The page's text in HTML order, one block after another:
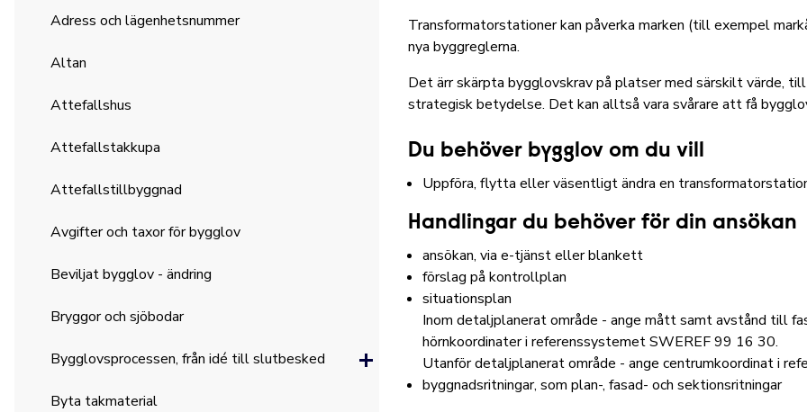
Transformatorstationer kan påverka marken (till exempel
nya byggreglerna.
Det ärr skärpta bygglovskrav på platser med särskilt värde,
strategisk betydelse. Det kan alltså vara svårare att få
Du behöver bygglov om du vill
Uppföra, flytta eller väsentligt ändra en
Handlingar du behöver för din ansökan
ansökan, via e-tjänst eller blankett
förslag på kontrollplan
situationsplan
Inom detaljplanerat område - ange mått samt avstånd till
hörnkoordinater i referenssystemet SWEREF 99 16 30.
Utanför detaljplanerat område - ange centrumkoordinat i
byggnadsritningar, som plan-, fasad- och sektionsritningar
Adress och lägenhetsnummer
Altan
Attefallshus
Attefallstakkupa
Attefallstillbyggnad
Avgifter och taxor för bygglov
Beviljat bygglov - ändring
Bryggor och sjöbodar
Bygglovsprocessen, från idé till slutbesked
Byta takmaterial